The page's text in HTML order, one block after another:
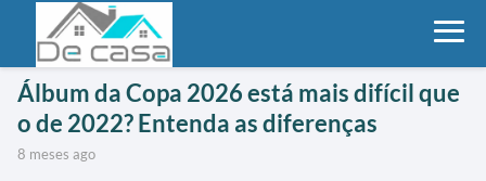
Álbum da Copa 2026 está mais difícil que
o de 2022? Entenda as diferenças
8 meses ago